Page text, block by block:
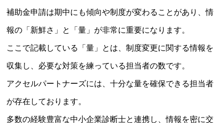
補助金申請は期中にも傾向や制度が変わることがあり、情
報の「新鮮さ」と「量」が非常に重要になります。
ここで記載している「量」とは、制度変更に関する情報を
収集し、必要な対策を練っている担当者の数です。
アクセルパートナーズには、十分な量を確保できる担当者
が存在しております。
多数の経験豊富な中小企業診断士と連携し、情報を密に交